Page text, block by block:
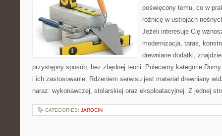
poświęcony temu, co w
różnicę w ustrojach
Jeżeli interesuje Cię
modernizacja, taras,
drewniane dodatki,
przystępny sposób, bez zbędnej teorii. Polecamy kategorie
i ich zastosowanie. Rdzeniem serwisu jest materiał drewniany
naraz: wykonawczej, stolarskiej oraz eksploatacyjnej. Z jednej
CATEGORIES: JAROCIN